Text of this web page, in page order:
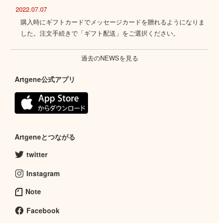
2022.07.07
購入時にギフトカードでメッセージカードを贈れるようになりま
した。注文手続きで「ギフト配送」をご選択ください。
過去のNEWSを見る
Artgene公式アプリ
Artgeneとつながる
twitter
Instagram
Note
Facebook